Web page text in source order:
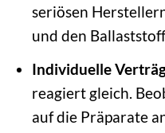
seriösen
und den
Individuelle
reagiert gleich.
auf die Präparate